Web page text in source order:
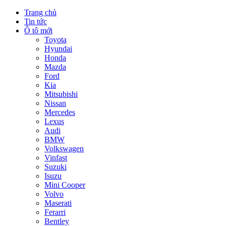
Trang chủ
Tin tức
Ô tô mới
Toyota
Hyundai
Honda
Mazda
Ford
Kia
Mitsubishi
Nissan
Mercedes
Lexus
Audi
BMW
Volkswagen
Vinfast
Suzuki
Isuzu
Mini Cooper
Volvo
Maserati
Ferarri
Bentley